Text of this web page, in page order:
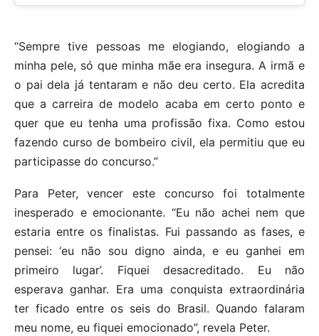
“Sempre tive pessoas me elogiando, elogiando a
minha pele, só que minha mãe era insegura. A irmã e
o pai dela já tentaram e não deu certo. Ela acredita
que a carreira de modelo acaba em certo ponto e
quer que eu tenha uma profissão fixa. Como estou
fazendo curso de bombeiro civil, ela permitiu que eu
participasse do concurso.”
Para Peter, vencer este concurso foi totalmente
inesperado e emocionante. “Eu não achei nem que
estaria entre os finalistas. Fui passando as fases, e
pensei: ‘eu não sou digno ainda, e eu ganhei em
primeiro lugar’. Fiquei desacreditado. Eu não
esperava ganhar. Era uma conquista extraordinária
ter ficado entre os seis do Brasil. Quando falaram
meu nome, eu fiquei emocionado”, revela Peter.